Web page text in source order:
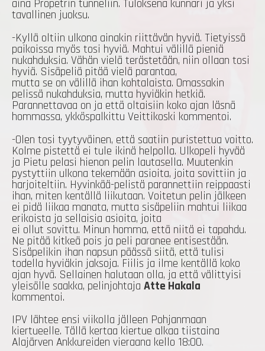
aina Propetrin tunneliin. Tuloksena kunnari ja yksi
tavallinen juoksu.
-Kyllä oltiin ulkona ainakin riittävän hyviä. Tietyissä
paikoissa myös tosi hyviä. Mahtui välillä pieniä
nukahduksia. Vähän vielä terästetään, niin ollaan tosi
hyviä. Sisäpeliä pitää vielä parantaa,
mutta se on välillä ihan kohtalaista. Omassakin
pelissä nukahduksia, mutta hyviäkin hetkiä.
Parannettavaa on ja että oltaisiin koko ajan läsnä
hommassa, ykköspalkittu Veittikoski kommentoi.
-Olen tosi tyytyväinen, että saatiin puristettua voitto.
Kolme pistettä ei tule ikinä helpolla. Ulkopeli hyvää
ja Pietu pelasi hienon pelin lautasella. Muutenkin
pystyttiin ulkona tekemään asioita, joita sovittiin ja
harjoiteltiin. Hyvinkää-pelistä parannettiin reippaasti
ihan, miten kentällä liikutaan. Voitetun pelin jälkeen
ei pidä liikaa manata, mutta sisäpeliin mahtui liikaa
erikoista ja sellaisia asioita, joita
ei ollut sovittu. Minun homma, että niitä ei tapahdu.
Ne pitää kitkeä pois ja peli paranee entisestään.
Sisäpelikin ihan napsun päässä siitä, että tulisi
todella hyviäkin jaksoja. Fiilis ja ilme kentällä koko
ajan hyvä. Sellainen halutaan olla, ja että välittyisi
yleisölle saakka, pelinjohtaja Atte Hakala
kommentoi.
IPV lähtee ensi viikolla jälleen Pohjanmaan
kiertueelle. Tällä kertaa kiertue alkaa tiistaina
Alajärven Ankkureiden vieraana kello 18:00.